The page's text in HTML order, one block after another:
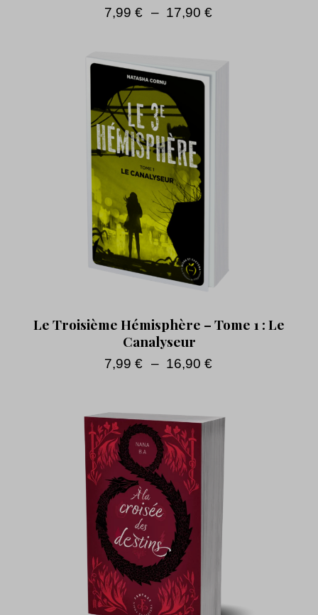
7,99 € – 17,90 €
Le Troisième Hémisphère – Tome 1 : Le
Canalyseur
7,99 € – 16,90 €